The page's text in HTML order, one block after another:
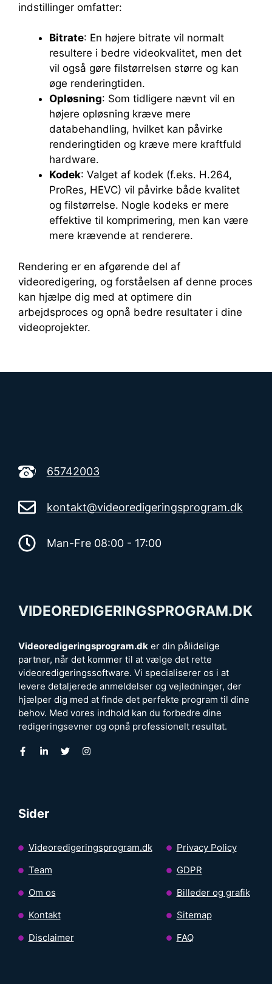
indstillinger omfatter:
Bitrate: En højere bitrate vil normalt
resultere i bedre videokvalitet, men det
vil også gøre filstørrelsen større og kan
øge renderingtiden.
Opløsning: Som tidligere nævnt vil en
højere opløsning kræve mere
databehandling, hvilket kan påvirke
renderingtiden og kræve mere kraftfuld
hardware.
Kodek: Valget af kodek (f.eks. H.264,
ProRes, HEVC) vil påvirke både kvalitet
og filstørrelse. Nogle kodeks er mere
effektive til komprimering, men kan være
mere krævende at renderere.
Rendering er en afgørende del af
videoredigering, og forståelsen af denne proces
kan hjælpe dig med at optimere din
arbejdsproces og opnå bedre resultater i dine
videoprojekter.
65742003
kontakt@videoredigeringsprogram.dk
Man-Fre 08:00 - 17:00
VIDEOREDIGERINGSPROGRAM.DK
Videoredigeringsprogram.dk er din pålidelige
partner, når det kommer til at vælge det rette
videoredigeringssoftware. Vi specialiserer os i at
levere detaljerede anmeldelser og vejledninger, der
hjælper dig med at finde det perfekte program til dine
behov. Med vores indhold kan du forbedre dine
redigeringsevner og opnå professionelt resultat.
Sider
Videoredigeringsprogram.dk
Team
Om os
Kontakt
Disclaimer
Privacy Policy
GDPR
Billeder og grafik
Sitemap
FAQ